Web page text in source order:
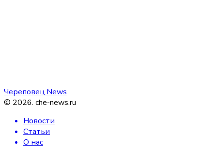
Череповец.News
© 2026. che-news.ru
Новости
Статьи
О нас